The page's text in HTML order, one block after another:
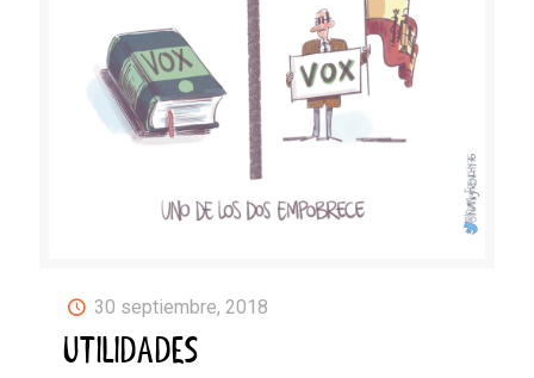
30 septiembre, 2018
UTILIDADES